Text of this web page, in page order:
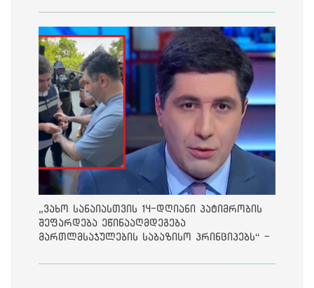
„ვახო სანაიასთვის 14-დღიანი პატიმრობის
შეფარდება ეწინააღმდეგება
მართლმსაჯულების საბაზისო პრინციპებს“ -